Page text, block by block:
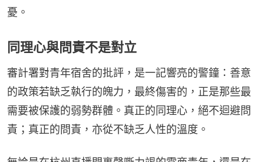
憂。
同理心與問責不是對立
審計署對青年宿舍的批評，是一記響亮的警鐘：善意
的政策若缺乏執行的魄力，最終傷害的，正是那些最
需要被保護的弱勢群體。真正的同理心，絕不迴避問
責；真正的問責，亦從不缺乏人性的溫度。